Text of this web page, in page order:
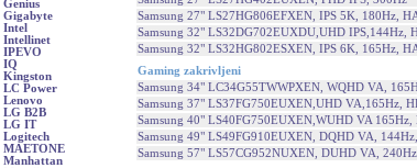
Genius
Gigabyte
Intel
Intellinet
IPEVO
IQ
Kingston
LC Power
Lenovo
LG B2B
LG IT
Logitech
MAETONE
Manhattan
Samsung 27" LS27HG806EFXEN, IPS 5K, 180Hz,
Samsung 32" LS32DG702EUXDU,UHD IPS,144Hz,
Samsung 32" LS32HG802ESXEN, IPS 6K, 165Hz,
Gaming zakrivljeni
Samsung 34" LC34G55TWWPXEN, WQHD VA,
Samsung 37" LS37FG750EUXEN,UHD VA,165Hz,
Samsung 40" LS40FG750EUXEN,WUHD VA
Samsung 49" LS49FG910EUXEN, DQHD VA,
Samsung 57" LS57CG952NUXEN, DUHD VA,